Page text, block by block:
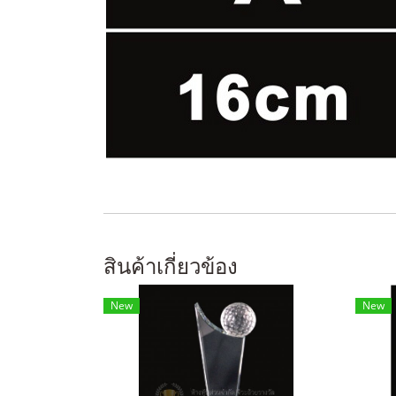
สินค้าเกี่ยวข้อง
New New